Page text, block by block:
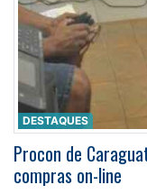
DESTAQUES
Procon de
compras on-line